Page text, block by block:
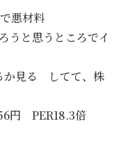
悪材料
うと思うところでイ
か見る してて、株
円 PER18.3倍